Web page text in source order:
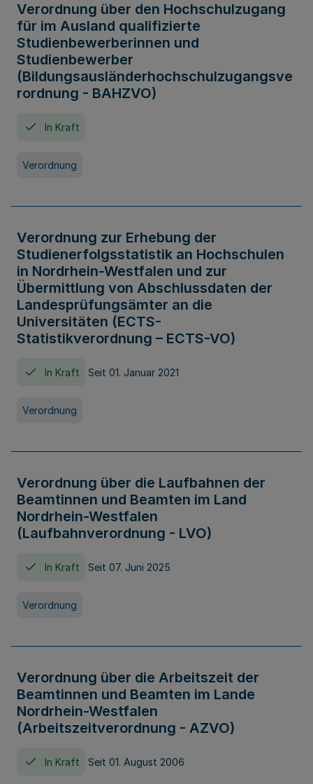
Verordnung über den Hochschulzugang
für im Ausland qualifizierte
Studienbewerberinnen und
Studienbewerber
(Bildungsausländerhochschulzugangsve
rordnung - BAHZVO)
In Kraft
Verordnung
Verordnung zur Erhebung der
Studienerfolgsstatistik an Hochschulen
in Nordrhein-Westfalen und zur
Übermittlung von Abschlussdaten der
Landesprüfungsämter an die
Universitäten (ECTS-
Statistikverordnung – ECTS-VO)
In Kraft Seit 01. Januar 2021
Verordnung
Verordnung über die Laufbahnen der
Beamtinnen und Beamten im Land
Nordrhein-Westfalen
(Laufbahnverordnung - LVO)
In Kraft Seit 07. Juni 2025
Verordnung
Verordnung über die Arbeitszeit der
Beamtinnen und Beamten im Lande
Nordrhein-Westfalen
(Arbeitszeitverordnung - AZVO)
In Kraft Seit 01. August 2006